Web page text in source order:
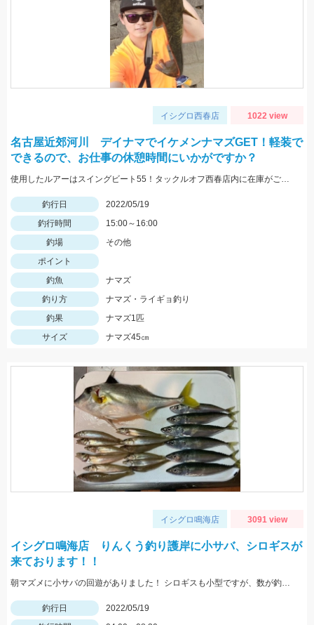
イシグロ西春店 1022 view
名古屋近郊河川 デイナマでイケメンナマズGET！軽装で
できるので、お仕事の休憩時間にいかがですか？
使用したルアーはスイングビート55！タックルオフ西春店内に在庫がございます！
釣行日
2022/05/19
釣行時間
15:00～16:00
釣場
その他
ポイント
釣魚
ナマズ
釣り方
ナマズ・ライギョ釣り
釣果
ナマズ1匹
サイズ
ナマズ45㎝
イシグロ鳴海店 3091 view
イシグロ鳴海店 りんくう釣り護岸に小サバ、シロギスが
来ております！！
朝マズメに小サバの回遊がありました！ シロギスも小型ですが、数が釣れていますよ！
釣行日
2022/05/19